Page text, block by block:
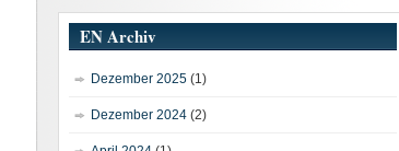
EN Archiv
Dezember 2025 (1)
Dezember 2024 (2)